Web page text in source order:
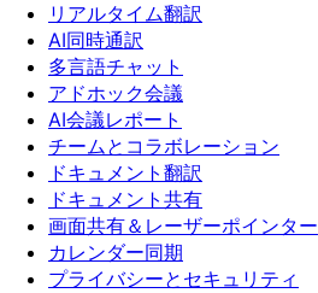
リアルタイム翻訳
AI同時通訳
多言語チャット
アドホック会議
AI会議レポート
チームとコラボレーション
ドキュメント翻訳
ドキュメント共有
画面共有＆レーザーポインター
カレンダー同期
プライバシーとセキュリティ